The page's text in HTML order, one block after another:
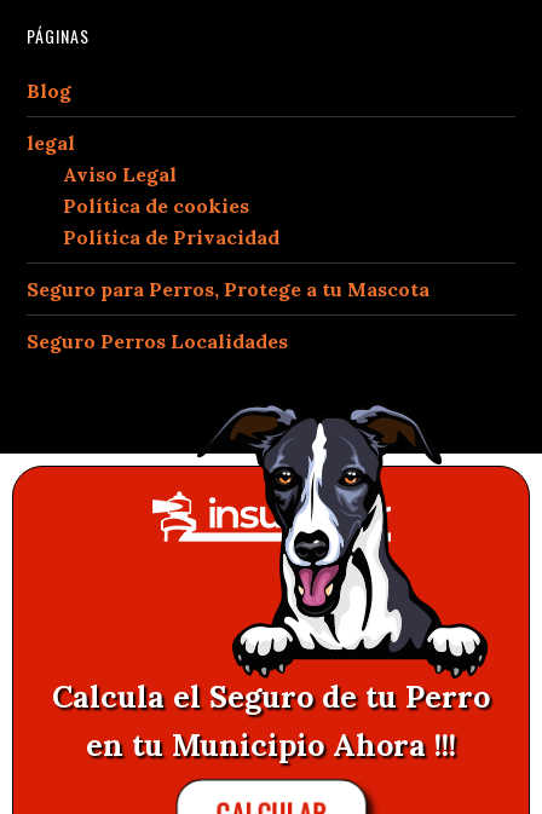
PÁGINAS
Blog
legal
Aviso Legal
Política de cookies
Política de Privacidad
Seguro para Perros, Protege a tu Mascota
Seguro Perros Localidades
Calcula el Seguro de tu Perro
en tu Municipio Ahora !!!